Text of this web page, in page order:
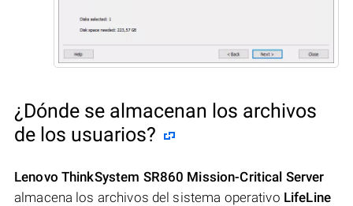
¿Dónde se almacenan los archivos
de los usuarios?
Lenovo ThinkSystem SR860 Mission-Critical Server
almacena los archivos del sistema operativo LifeLine